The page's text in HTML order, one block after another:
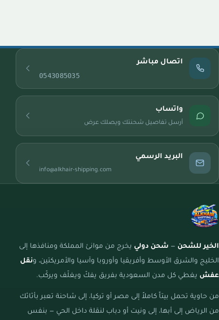
اتصال مباشر
0543085035
واتساب
أرسل تفاصيل شحنتك ويصلك عرض
البريد الرسمي
info@alkhair-shipping.com
الخير للشحن — شحن دولي يخرج من موانئ المملكة ومنافذها إلى
الخليج والشرق الأوسط وأفريقيا وأوروبا وآسيا والأمريكتين، ونقل
عفش يغطي كل مدن السعودية بفريق يفكّ ويغلّف ويركّب.
من حاوية تحمل بيتاً كاملاً إلى مصر أو تركيا، إلى شاحنة تعبر بأثاثك
من الرياض إلى أبها، إلى ونيت أو دباب لنقلة داخل الحي — بنفس